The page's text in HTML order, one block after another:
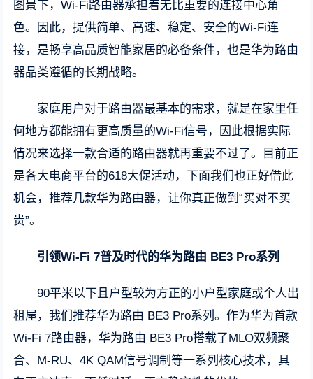
图景下，Wi-Fi路由器承担着无比重要的连接中心角
色。因此，提供简单、高速、稳定、安全的Wi-Fi连
接，是畅享高品质智能家居的必备条件，也是华为路由
器品类遵循的长期战略。
家庭用户对于路由器最基本的需求，就是在家里任
何地方都能拥有更高质量的Wi-Fi信号，因此根据实际
情况来选择一款合适的路由器就再重要不过了。目前正
是各大电商平台的618大促活动，下面我们也正好借此
机会，推荐几款华为路由器，让你真正做到“买对不买
贵”。
引领Wi-Fi 7普及时代的华为路由 BE3 Pro系列
90平米以下且户型较为方正的小户型家庭或个人出
租屋，我们推荐华为路由 BE3 Pro系列。作为华为首款
Wi-Fi 7路由器，华为路由 BE3 Pro搭载了MLO双频聚
合、M-RU、4K QAM信号调制等一系列核心技术，具